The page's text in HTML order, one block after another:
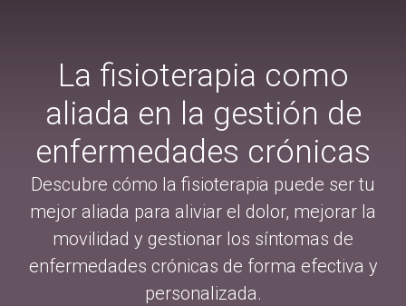
La fisioterapia como
aliada en la gestión de
enfermedades crónicas
Descubre cómo la fisioterapia puede ser tu
mejor aliada para aliviar el dolor, mejorar la
movilidad y gestionar los síntomas de
enfermedades crónicas de forma efectiva y
personalizada.